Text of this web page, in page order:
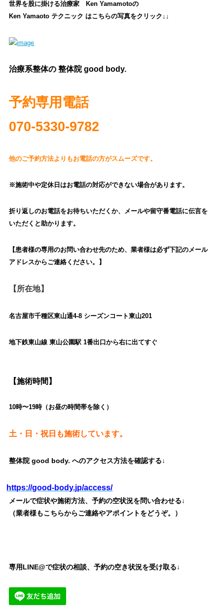
世界を股に掛ける治療家 Ken Yamamotoの
Ken Yamaoto テクニック はこちらの写真をクリック↓↓
治療系整体の 整体院 good body.
予約専用電話
070‐5330-9782
他のご予約方法よりもお電話の方がスムーズです。
※施術中や定休日はお電話の対応ができない場合があります。
折り返しのお電話をお待ちいただくか、
メールや留守番電話に伝言を
いただくと助かります。
【患者様の専用のお問い合わせ先のため、業者様は必ず下記のメール
アドレスからご連絡ください。】
【所在地】
名古屋市千種区東山通4-8 シーズンコート東山201
地下鉄東山線 東山公園駅 1番出口から右に出てすぐ
【施術時間】
10時〜19時（お昼の時間帯を除く）
土・日・祝日も施術しています。
整体院 good body. へのアクセス方法を確認する↓
https://good-body.jp/access/
メールで症状や施術方法、予約の空状況を問い合わせる↓
（業者様もこちらからご連絡やアポイントをどうぞ。）
専用LINE@で症状の相談、予約の空き状況を受け取る↓